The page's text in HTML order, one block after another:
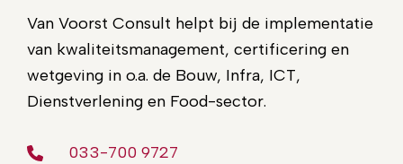
Van Voorst Consult helpt bij de implementatie
van kwaliteitsmanagement, certificering en
wetgeving in o.a. de Bouw, Infra, ICT,
Dienstverlening en Food-sector.
033-700 9727